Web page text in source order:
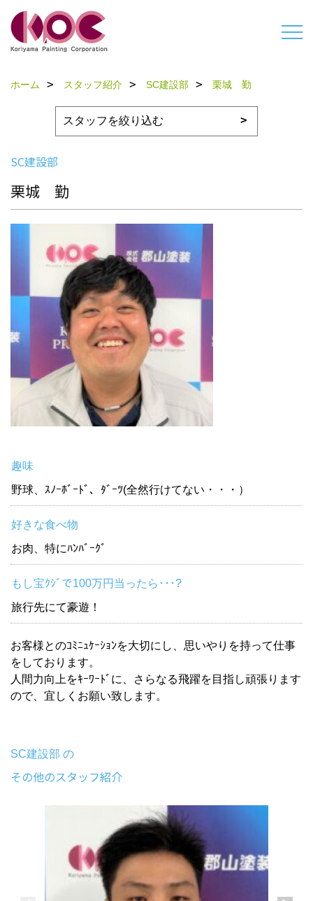
ホーム スタッフ紹介 SC建設部 栗城 勤
SC建設部
栗城 勤
趣味
野球、ｽﾉｰﾎﾞｰﾄﾞ、ﾀﾞｰﾂ(全然行けてない・・・）
好きな食べ物
お肉、特にﾊﾝﾊﾞｰｸﾞ
もし宝ｸｼﾞで100万円当ったら･･･?
旅行先にて豪遊！
お客様とのｺﾐﾆｭｹｰｼｮﾝを大切にし、思いやりを持って仕事
をしております。
人間力向上をｷｰﾜｰﾄﾞに、さらなる飛躍を目指し頑張ります
ので、宜しくお願い致します。
SC建設部 の
その他のスタッフ紹介